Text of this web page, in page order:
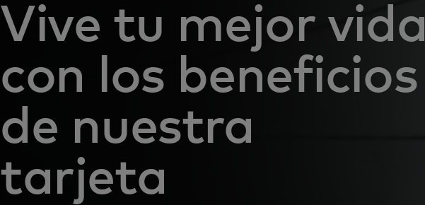
Vive tu mejor vida
con los beneficios
de nuestra
tarjeta